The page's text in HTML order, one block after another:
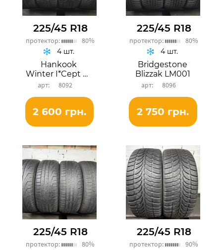
225/45 R18
протектор: 80%
Hankook
Winter I*Cept Evo 2
8092
4 шт.
2 600 грн.
225/45 R18
протектор: 80%
Bridgestone
Blizzak LM001
8096
4 шт.
2 750 грн.
225/45 R18
протектор: 80%
225/45 R18
протектор: 90%